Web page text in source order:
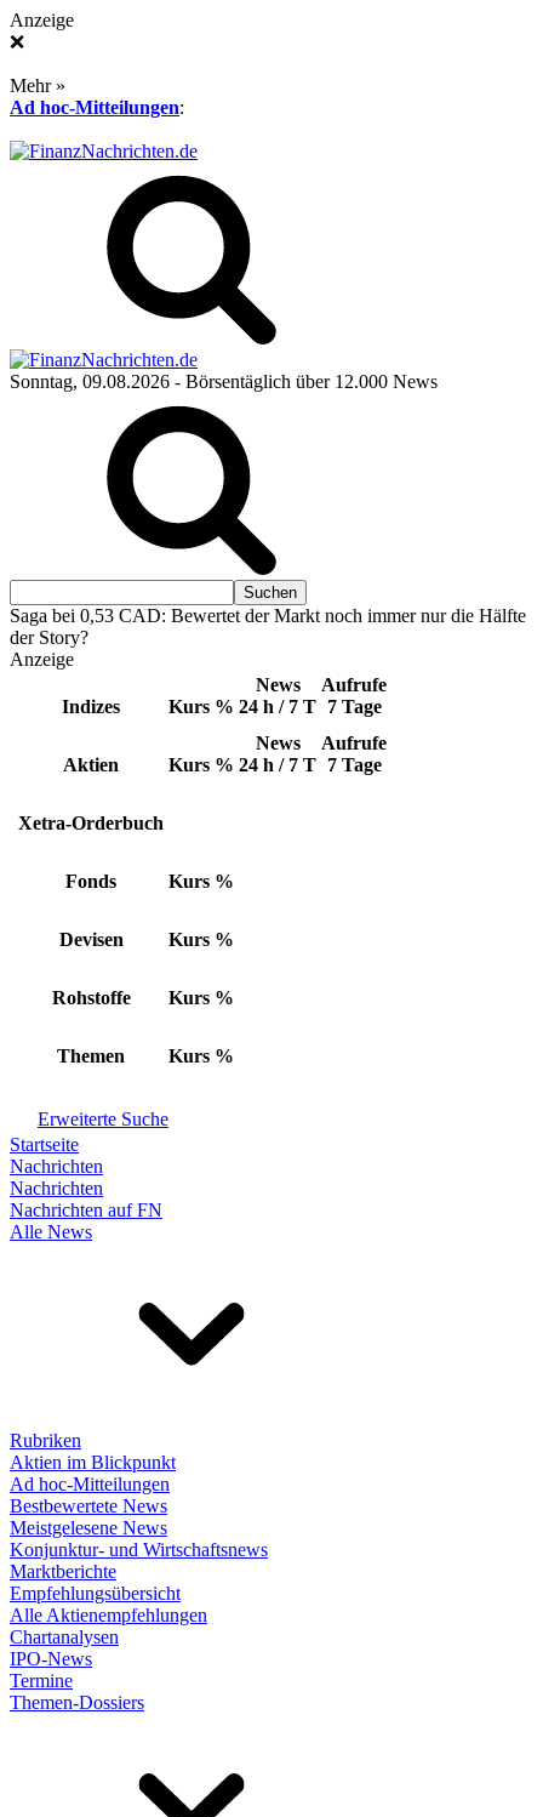
Anzeige
❌
Mehr »
Ad hoc-Mitteilungen:
Sonntag, 09.08.2026 - Börsentäglich über 12.000 News
Saga bei 0,53 CAD: Bewertet der Markt noch immer nur die Hälfte
der Story?
Anzeige
Indizes Kurs %
News
24 h / 7 T
Aufrufe
7 Tage
Aktien Kurs %
News
24 h / 7 T
Aufrufe
7 Tage
Xetra-Orderbuch
Fonds Kurs %
Devisen Kurs %
Rohstoffe Kurs %
Themen Kurs %
Erweiterte Suche
Startseite
Nachrichten
Nachrichten
Nachrichten auf FN
Alle News
Rubriken
Aktien im Blickpunkt
Ad hoc-Mitteilungen
Bestbewertete News
Meistgelesene News
Konjunktur- und Wirtschaftsnews
Marktberichte
Empfehlungsübersicht
Alle Aktienempfehlungen
Chartanalysen
IPO-News
Termine
Themen-Dossiers